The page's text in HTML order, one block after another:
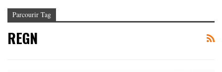
Parcourir Tag
REGN